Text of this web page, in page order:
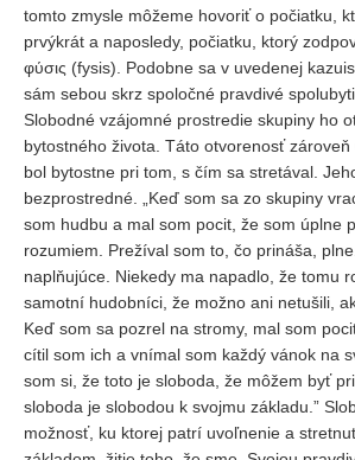
tomto zmysle môžeme hovoriť o počiatku,
prvýkrát a naposledy, počiatku, ktorý
φύσις (fysis). Podobne sa v uvedenej
sám sebou skrz spoločné pravdivé
Slobodné vzájomné prostredie skupiny ho
bytostného života. Táto otvorenosť
bol bytostne pri tom, s čím sa stretával.
bezprostredné. „Keď som sa zo skupiny
som hudbu a mal som pocit, že som úplne
rozumiem. Prežíval som to, čo prináša,
naplňujúce. Niekedy ma napadlo, že tomu
samotní hudobníci, že možno ani netušili,
Keď som sa pozrel na stromy, mal som
cítil som ich a vnímal som každý vánok na
som si, že toto je sloboda, že môžem byť
sloboda je slobodou k svojmu základu.”
možnosť, ku ktorej patrí uvoľnenie a